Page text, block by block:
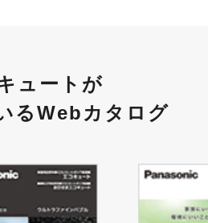
ュートが
るWebカタログ